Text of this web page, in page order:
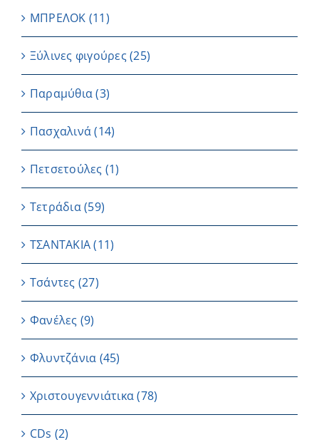
ΜΠΡΕΛΟΚ (11)
Ξύλινες φιγούρες(25)
Παραμύθια (3)
Πασχαλινά (14)
Πετσετούλες (1)
Τετράδια(59)
ΤΣΑΝΤΑΚΙΑ (11)
Τσάντες (27)
Φανέλες (9)
Φλυντζάνια (45)
Χριστουγεννιάτικα(78)
CDs (2)